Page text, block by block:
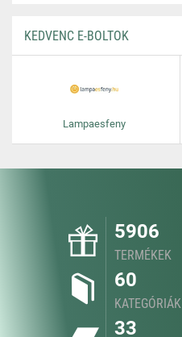
KEDVENC E-BOLTOK
Lampaesfeny
5906
TERMÉKEK
60
KATEGÓRIÁK
33